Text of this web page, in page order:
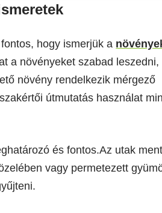
hogy ismerjük a
a növényeket szabad
növény rendelkezik mérgező
útmutatás használat
és fontos.Az utak
vagy permetezett